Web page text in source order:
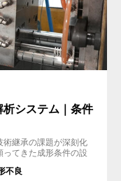
システム｜条件
術継承の課題が深刻化
ってきた成形条件の設
より社会全体でAI技
不良